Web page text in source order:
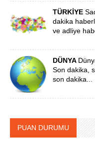
TÜRKİYE
dakika
ve adliye
DÜNYA
Son dakika,
son dakika...
PUAN DURUMU